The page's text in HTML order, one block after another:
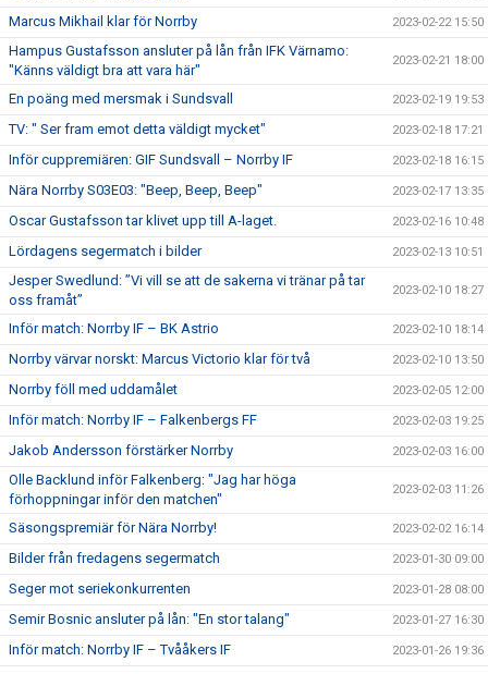
Marcus Mikhail klar för Norrby 2023-02-22 15:50
Hampus Gustafsson ansluter på lån från IFK Värnamo:
"Känns väldigt bra att vara här"
2023-02-21 18:00
En poäng med mersmak i Sundsvall 2023-02-19 19:53
TV: " Ser fram emot detta väldigt mycket" 2023-02-18 17:21
Inför cuppremiären: GIF Sundsvall – Norrby IF 2023-02-18 16:15
Nära Norrby S03E03: "Beep, Beep, Beep" 2023-02-17 13:35
Oscar Gustafsson tar klivet upp till A-laget. 2023-02-16 10:48
Lördagens segermatch i bilder 2023-02-13 10:51
Jesper Swedlund: ”Vi vill se att de sakerna vi tränar på tar
oss framåt”
2023-02-10 18:27
Inför match: Norrby IF – BK Astrio 2023-02-10 18:14
Norrby värvar norskt: Marcus Victorio klar för två 2023-02-10 13:50
Norrby föll med uddamålet 2023-02-05 12:00
Inför match: Norrby IF – Falkenbergs FF 2023-02-03 19:25
Jakob Andersson förstärker Norrby 2023-02-03 16:00
Olle Backlund inför Falkenberg: "Jag har höga
förhoppningar inför den matchen"
2023-02-03 11:26
Säsongspremiär för Nära Norrby! 2023-02-02 16:14
Bilder från fredagens segermatch 2023-01-30 09:00
Seger mot seriekonkurrenten 2023-01-28 08:00
Semir Bosnic ansluter på lån: "En stor talang" 2023-01-27 16:30
Inför match: Norrby IF – Tvååkers IF 2023-01-26 19:36